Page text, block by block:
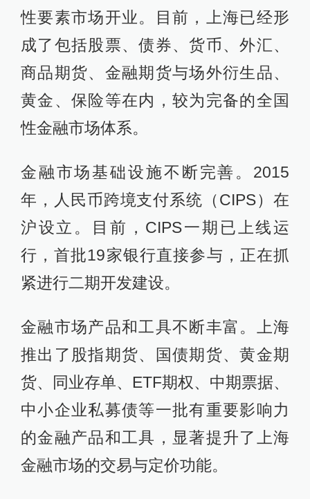
性要素市场开业。目前，上海已经形
成了包括股票、债券、货币、外汇、
商品期货、金融期货与场外衍生品、
黄金、保险等在内，较为完备的全国
性金融市场体系。
金融市场基础设施不断完善。2015
年，人民币跨境支付系统（CIPS）在
沪设立。目前，CIPS一期已上线运
行，首批19家银行直接参与，正在抓
紧进行二期开发建设。
金融市场产品和工具不断丰富。上海
推出了股指期货、国债期货、黄金期
货、同业存单、ETF期权、中期票据、
中小企业私募债等一批有重要影响力
的金融产品和工具，显著提升了上海
金融市场的交易与定价功能。